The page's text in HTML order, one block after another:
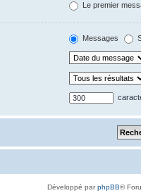
Le premier
Messages
Développé parphpBB®